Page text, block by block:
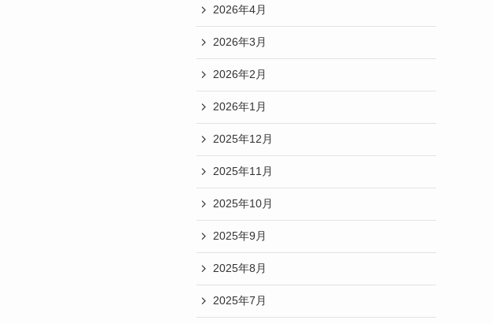
2026年4月
2026年3月
2026年2月
2026年1月
2025年12月
2025年11月
2025年10月
2025年9月
2025年8月
2025年7月